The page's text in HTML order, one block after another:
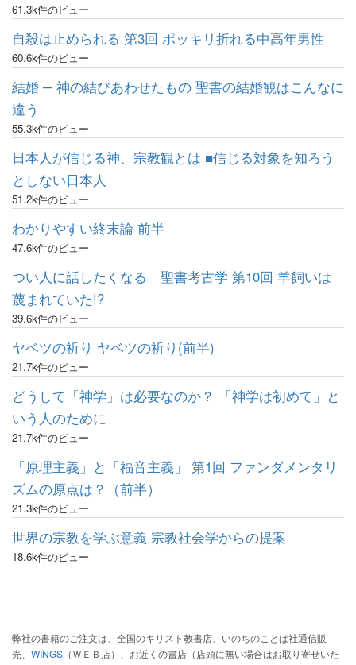
61.3k件のビュー
自殺は止められる 第3回 ポッキリ折れる中高年男性
60.6k件のビュー
結婚 ─ 神の結びあわせたもの 聖書の結婚観はこんなに
違う
55.3k件のビュー
日本人が信じる神、宗教観とは ■信じる対象を知ろう
としない日本人
51.2k件のビュー
わかりやすい終末論 前半
47.6k件のビュー
つい人に話したくなる 聖書考古学 第10回 羊飼いは
蔑まれていた!?
39.6k件のビュー
ヤベツの祈り ヤベツの祈り(前半)
21.7k件のビュー
どうして「神学」は必要なのか？ 「神学は初めて」と
いう人のために
21.7k件のビュー
「原理主義」と「福音主義」 第1回 ファンダメンタリ
ズムの原点は？（前半）
21.3k件のビュー
世界の宗教を学ぶ意義 宗教社会学からの提案
18.6k件のビュー
弊社の書籍のご注文は、全国のキリスト教書店、いのちのことば社通信販
売、 WINGS （ＷＥＢ店）、お近くの書店（店頭に無い場合はお取り寄せいた